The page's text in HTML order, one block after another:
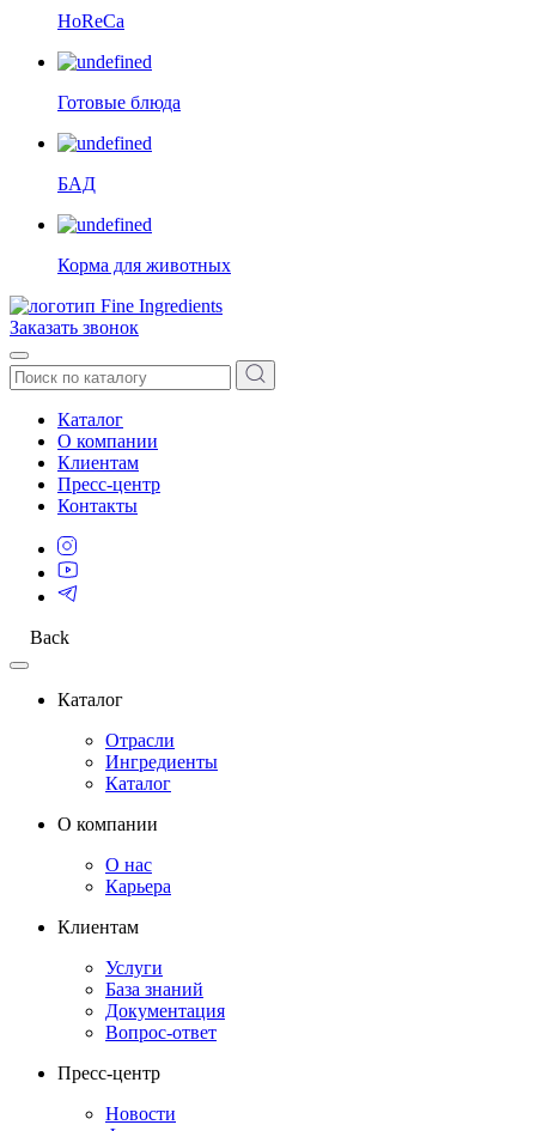
HoReCa
Готовые блюда
БАД
Корма для животных
Заказать звонок
Каталог
О компании
Клиентам
Пресс-центр
Контакты
Back
Каталог
Отрасли
Ингредиенты
Каталог
О компании
О нас
Карьера
Клиентам
Услуги
База знаний
Документация
Вопрос-ответ
Пресс-центр
Новости